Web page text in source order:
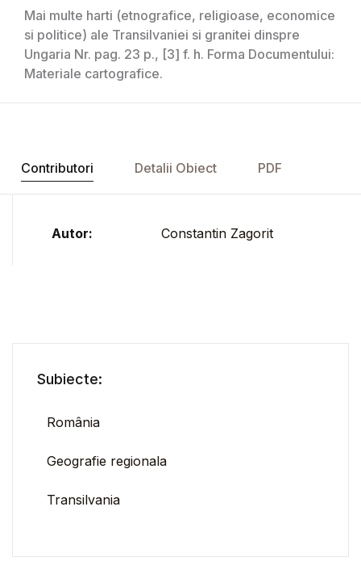
Mai multe harti (etnografice, religioase, economice
si politice) ale Transilvaniei si granitei dinspre
Ungaria Nr. pag. 23 p., [3] f. h. Forma Documentului:
Materiale cartografice.
Contributori Detalii Obiect PDF
Autor: Constantin Zagorit
Subiecte:
România
Geografie regionala
Transilvania